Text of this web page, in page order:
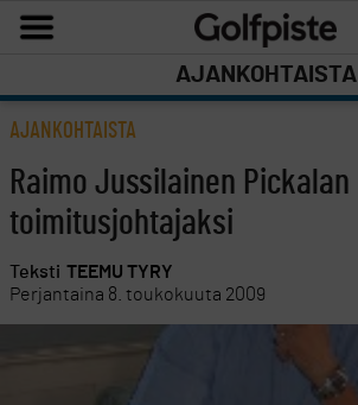
AJANKOHTAISTA
AJANKOHTAISTA
Raimo Jussilainen Pickalan
toimitusjohtajaksi
Teksti TEEMU TYRY
Perjantaina 8. toukokuuta 2009